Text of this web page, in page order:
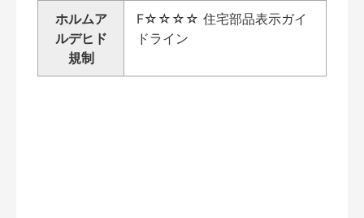
ホルムア
ルデヒド
規制
F☆☆☆☆ 住宅部品表示ガイ
ドライン